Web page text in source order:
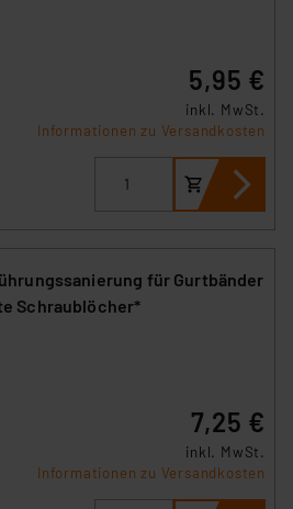
5,95 €
inkl. MwSt.
Informationen zu Versandkosten
für Gurtbänder
Schraublöcher*
7,25 €
inkl. MwSt.
Informationen zu Versandkosten